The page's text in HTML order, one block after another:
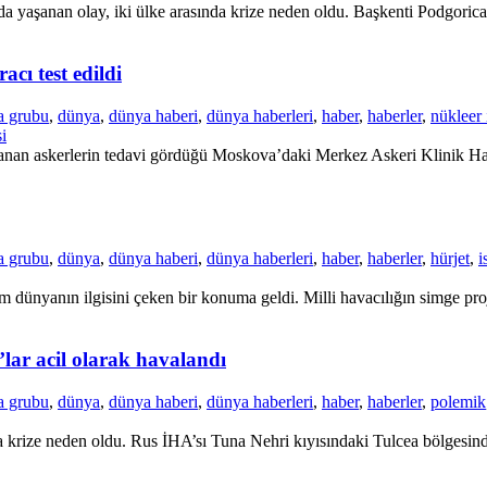
olay, iki ülke arasında krize neden oldu. Başkenti
test edildi
grubu, dünya, dünya haberi, dünya haberleri, haber, haberler, nükleer
askerlerin tedavi gördüğü Moskova’daki Merkez Askeri Klinik
grubu, dünya, dünya haberi, dünya haberleri, haber, haberler, hürjet,
ilgisini çeken bir konuma geldi. Milli havacılığın simge
acil olarak havalandı
grubu, dünya, dünya haberi, dünya haberleri, haber, haberler, polemik
krize neden oldu. Rus İHA’sı Tuna Nehri kıyısındaki Tulcea